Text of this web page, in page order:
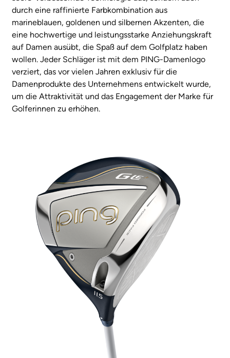
durch eine raffinierte Farbkombination aus
marineblauen, goldenen und silbernen Akzenten, die
eine hochwertige und leistungsstarke Anziehungskraft
auf Damen ausübt, die Spaß auf dem Golfplatz haben
wollen. Jeder Schläger ist mit dem PING-Damenlogo
verziert, das vor vielen Jahren exklusiv für die
Damenprodukte des Unternehmens entwickelt wurde,
um die Attraktivität und das Engagement der Marke für
Golferinnen zu erhöhen.